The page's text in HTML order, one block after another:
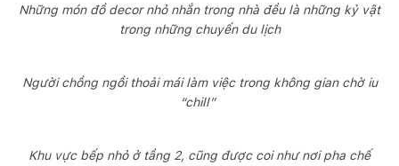
Những món đồ decor nhỏ nhắn trong nhà đều là những kỷ vật
trong những chuyến du lịch
Người chồng ngồi thoải mái làm việc trong không gian chờ iu
“chill”
Khu vực bếp nhỏ ở tầng 2, cũng được coi như nơi pha chế